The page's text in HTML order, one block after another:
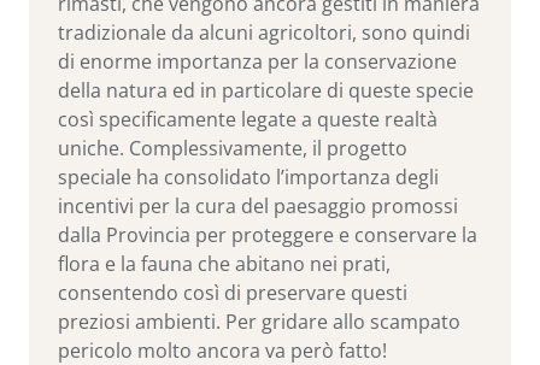
tradizionale da alcuni agricoltori, sono quindi
di enorme importanza per la conservazione
della natura ed in particolare di queste specie
così specificamente legate a queste realtà
uniche. Complessivamente, il progetto
speciale ha consolidato l’importanza degli
incentivi per la cura del paesaggio promossi
dalla Provincia per proteggere e conservare la
flora e la fauna che abitano nei prati,
consentendo così di preservare questi
preziosi ambienti. Per gridare allo scampato
pericolo molto ancora va però fatto!